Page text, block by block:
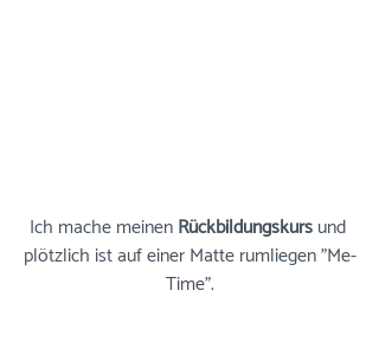
Ich mache meinen Rückbildungskurs und
plötzlich ist auf einer Matte rumliegen "Me-
Time".